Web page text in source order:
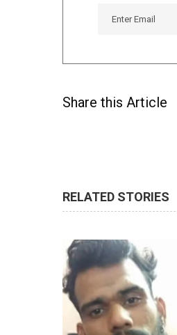
Share this Article
RELATED STORIES